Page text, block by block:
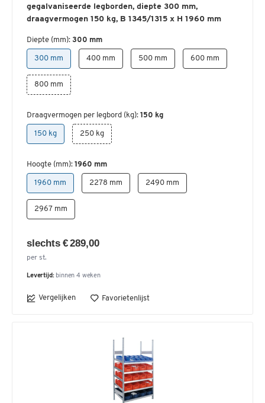
gegalvaniseerde legborden, diepte 300 mm,
draagvermogen 150 kg, B 1345/1315 x H 1960 mm
Diepte (mm): 300 mm
300 mm 400 mm 500 mm 600 mm
800 mm
Draagvermogen per legbord (kg): 150 kg
150 kg 250 kg
Hoogte (mm): 1960 mm
1960 mm 2278 mm 2490 mm
2967 mm
slechts € 289,00
per st.
Levertijd: binnen 4 weken
Vergelijken Favorietenlijst